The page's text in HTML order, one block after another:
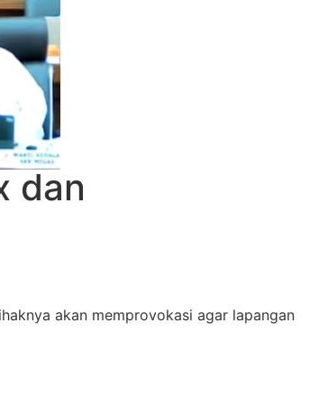
dan
akan memprovokasi agar lapangan